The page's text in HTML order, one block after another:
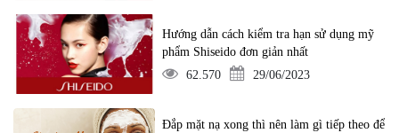
Hướng dẫn cách kiểm tra hạn sử dụng mỹ
phẩm Shiseido đơn giản nhất
62.570
29/06/2023
Đắp mặt nạ xong thì nên làm gì tiếp theo để